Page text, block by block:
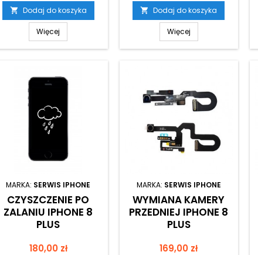
 Dodaj do koszyka
Więcej
 Dodaj do koszyka
Więcej
MARKA: SERWIS IPHONE
CZYSZCZENIE PO
ZALANIU IPHONE 8
PLUS
Cena
180,00 zł
MARKA: SERWIS IPHONE
WYMIANA KAMERY
PRZEDNIEJ IPHONE 8
PLUS
Cena
169,00 zł